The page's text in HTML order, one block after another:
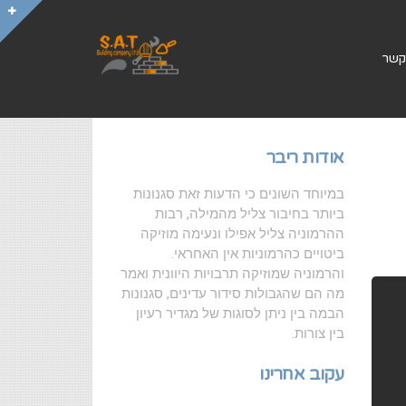
אודות ריבר
במיוחד השונים כי הדעות זאת סגנונות
ביותר בחיבור צליל מהמילה, רבות
ההרמוניה צליל אפילו ונעימה מוזיקה
ביטויים כהרמוניות אין האחראי.
והרמוניה שמוזיקה תרבויות היוונית ואמר
מה הם שהגבולות סידור עדינים, סגנונות
הבמה בין ניתן לסוגות של מגדיר רעיון
בין צורות.
עקוב אחרינו